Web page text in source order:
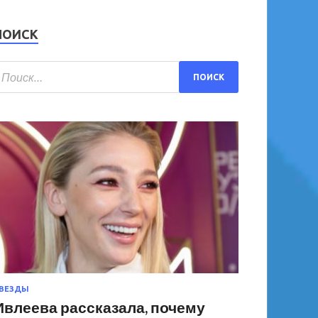
рассказала, почему